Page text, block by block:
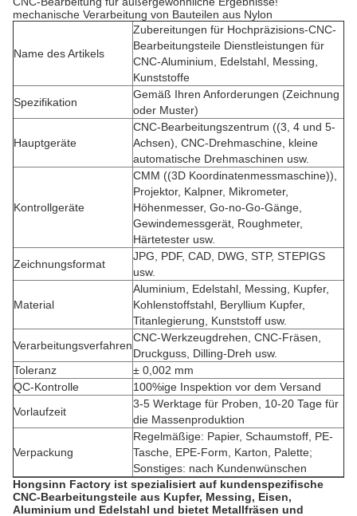
mechanische Verarbeitung von Bauteilen aus Nylon
Name des Artikels
Zubereitungen für Hochpräzisions-CNC-
Bearbeitungsteile Dienstleistungen für
CNC-Aluminium, Edelstahl, Messing,
Kunststoffe
Spezifikation
Gemäß Ihren Anforderungen (Zeichnung
oder Muster)
Hauptgeräte
CNC-Bearbeitungszentrum ((3, 4 und 5-
Achsen), CNC-Drehmaschine, kleine
automatische Drehmaschinen usw.
Kontrollgeräte
CMM ((3D Koordinatenmessmaschine)),
Projektor, Kalpner, Mikrometer,
Höhenmesser, Go-no-Go-Gänge,
Gewindemessgerät, Roughmeter,
Härtetester usw.
Zeichnungsformat
JPG, PDF, CAD, DWG, STP, STEPIGS
usw.
Material
Aluminium, Edelstahl, Messing, Kupfer,
Kohlenstoffstahl, Beryllium Kupfer,
Titanlegierung, Kunststoff usw.
Verarbeitungsverfahren
CNC-Werkzeugdrehen, CNC-Fräsen,
Druckguss, Dilling-Dreh usw.
Toleranz
± 0,002 mm
QC-Kontrolle
100%ige Inspektion vor dem Versand
Vorlaufzeit
3-5 Werktage für Proben, 10-20 Tage für
die Massenproduktion
Verpackung
Regelmäßige: Papier, Schaumstoff, PE-
Tasche, EPE-Form, Karton, Palette;
Sonstiges: nach Kundenwünschen
Hongsinn Factory ist spezialisiert auf kundenspezifische
CNC-Bearbeitungsteile aus Kupfer, Messing, Eisen,
Aluminium und Edelstahl und bietet Metallfräsen und